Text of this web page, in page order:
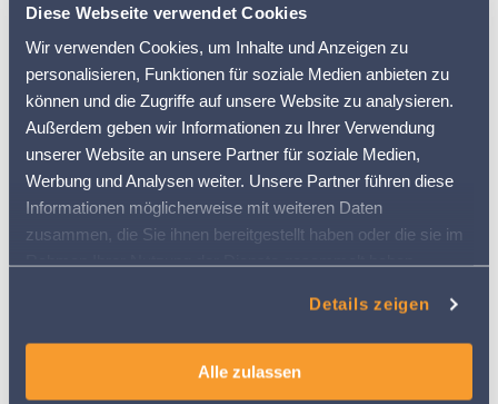
Diese Webseite verwendet Cookies
Wir verwenden Cookies, um Inhalte und Anzeigen zu
personalisieren, Funktionen für soziale Medien anbieten zu
können und die Zugriffe auf unsere Website zu analysieren.
Außerdem geben wir Informationen zu Ihrer Verwendung
unserer Website an unsere Partner für soziale Medien,
Werbung und Analysen weiter. Unsere Partner führen diese
Informationen möglicherweise mit weiteren Daten
zusammen, die Sie ihnen bereitgestellt haben oder die sie im
Rahmen Ihrer Nutzung der Dienste gesammelt haben.
Details zeigen
Alle zulassen
Arbeitsvorgänge nicht im Feldkalender
Wie erfasse ich Kulturen?
Wird das Erntejahr den Kulturen
zugewiesen?
verschiedene Kulturen gemeinsam